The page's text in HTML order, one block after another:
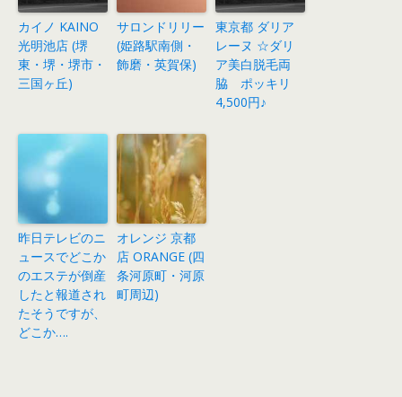
カイノ KAINO
光明池店 (堺
東・堺・堺市・
三国ヶ丘)
サロンドリリー
(姫路駅南側・
飾磨・英賀保)
東京都 ダリア
レーヌ ☆ダリ
ア美白脱毛両
脇 ポッキリ
4,500円♪
昨日テレビのニ
ュースでどこか
のエステが倒産
したと報道され
たそうですが、
どこか….
オレンジ 京都
店 ORANGE (四
条河原町・河原
町周辺)